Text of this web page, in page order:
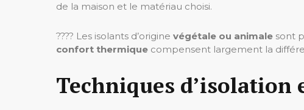
de la maison et le matériau choisi.
???? Les isolants d’origine végétale ou animale sont
confort thermique compensent largement la
Techniques